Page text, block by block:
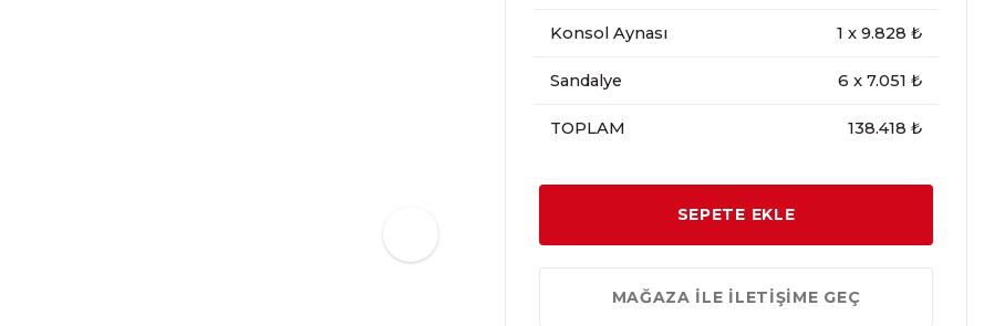
Konsol Aynası 1 x 9.828 ₺
Sandalye 6 x 7.051 ₺
TOPLAM 138.418 ₺
SEPETE EKLE
MAĞAZA İLE İLETİŞİME GEÇ